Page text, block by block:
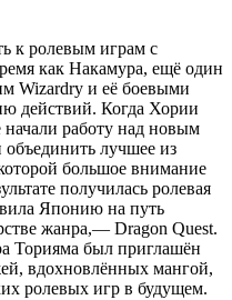
к ролевым играм с
как Накамура, ещё один
Wizardry и её боевыми
действий. Когда Хории
начали работу над новым
лучшее из
большое внимание
получилась ролевая
Японию на путь
жанра,— Dragon Quest.
Торияма был приглашён
вдохновлённых мангой,
ролевых игр в будущем.